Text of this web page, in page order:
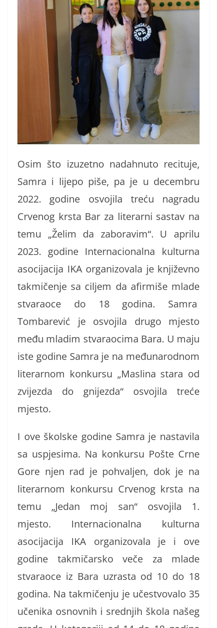
Osim što izuzetno nadahnuto recituje,
Samra i lijepo piše, pa je u decembru
2022. godine osvojila treću nagradu
Crvenog krsta Bar za literarni sastav na
temu „Želim da zaboravim“. U aprilu
2023. godine Internacionalna kulturna
asocijacija IKA organizovala je književno
takmičenje sa ciljem da afirmiše mlade
stvaraoce do 18 godina. Samra
Tombarević je osvojila drugo mjesto
među mladim stvaraocima Bara. U maju
iste godine Samra je na međunarodnom
literarnom konkursu „Maslina stara od
zvijezda do gnijezda“ osvojila treće
mjesto.
I ove školske godine Samra je nastavila
sa uspjesima. Na konkursu Pošte Crne
Gore njen rad je pohvaljen, dok je na
literarnom konkursu Crvenog krsta na
temu „Jedan moj san“ osvojila 1.
mjesto. Internacionalna kulturna
asocijacija IKA organizovala je i ove
godine takmičarsko veče za mlade
stvaraoce iz Bara uzrasta od 10 do 18
godina. Na takmičenju je učestvovalo 35
učenika osnovnih i srednjih škola našeg